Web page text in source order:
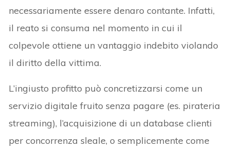
necessariamente essere denaro contante. Infatti,
il reato si consuma nel momento in cui il
colpevole ottiene un vantaggio indebito violando
il diritto della vittima.
L’ingiusto profitto può concretizzarsi come un
servizio digitale fruito senza pagare (es. pirateria
streaming), l’acquisizione di un database clienti
per concorrenza sleale, o semplicemente come